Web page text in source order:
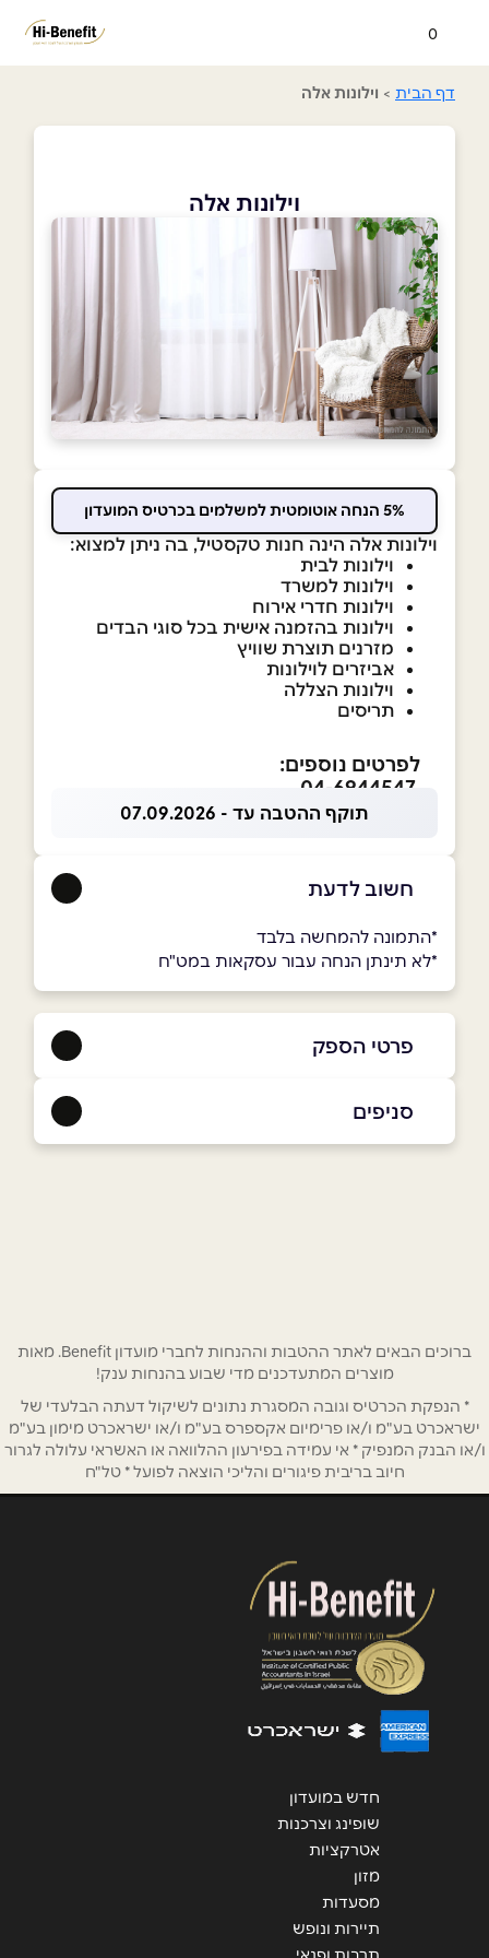
0
דף הבית > וילונות אלה
וילונות אלה
5% הנחה אוטומטית למשלמים בכרטיס המועדון
וילונות אלה הינה חנות טקסטיל, בה ניתן למצוא:
וילונות לבית
וילונות למשרד
וילונות חדרי אירוח
וילונות בהזמנה אישית בכל סוגי הבדים
מזרנים תוצרת שוויץ
אביזרים לוילונות
וילונות הצללה
תריסים
לפרטים נוספים:
תוקף ההטבה עד - 07.09.2026
חשוב לדעת
*התמונה להמחשה בלבד
*לא תינתן הנחה עבור עסקאות במט"ח
פרטי הספק
נושא*
אנא חזרו אלי בקשר ל...
הודעה*
שליחה
סניפים
ברוכים הבאים לאתר ההטבות וההנחות לחברי מועדון Benefit. מאות
מוצרים המתעדכנים מדי שבוע בהנחות ענק!
* הנפקת הכרטיס וגובה המסגרת נתונים לשיקול דעתה הבלעדי של
ישראכרט בע"מ ו/או פרימיום אקספרס בע"מ ו/או ישראכרט מימון בע"מ
ו/או הבנק המנפיק * אי עמידה בפירעון ההלוואה או האשראי עלולה לגרור
חיוב בריבית פיגורים והליכי הוצאה לפועל * טל"ח
חדש במועדון
שופינג וצרכנות
אטרקציות
מזון
מסעדות
תיירות ונופש